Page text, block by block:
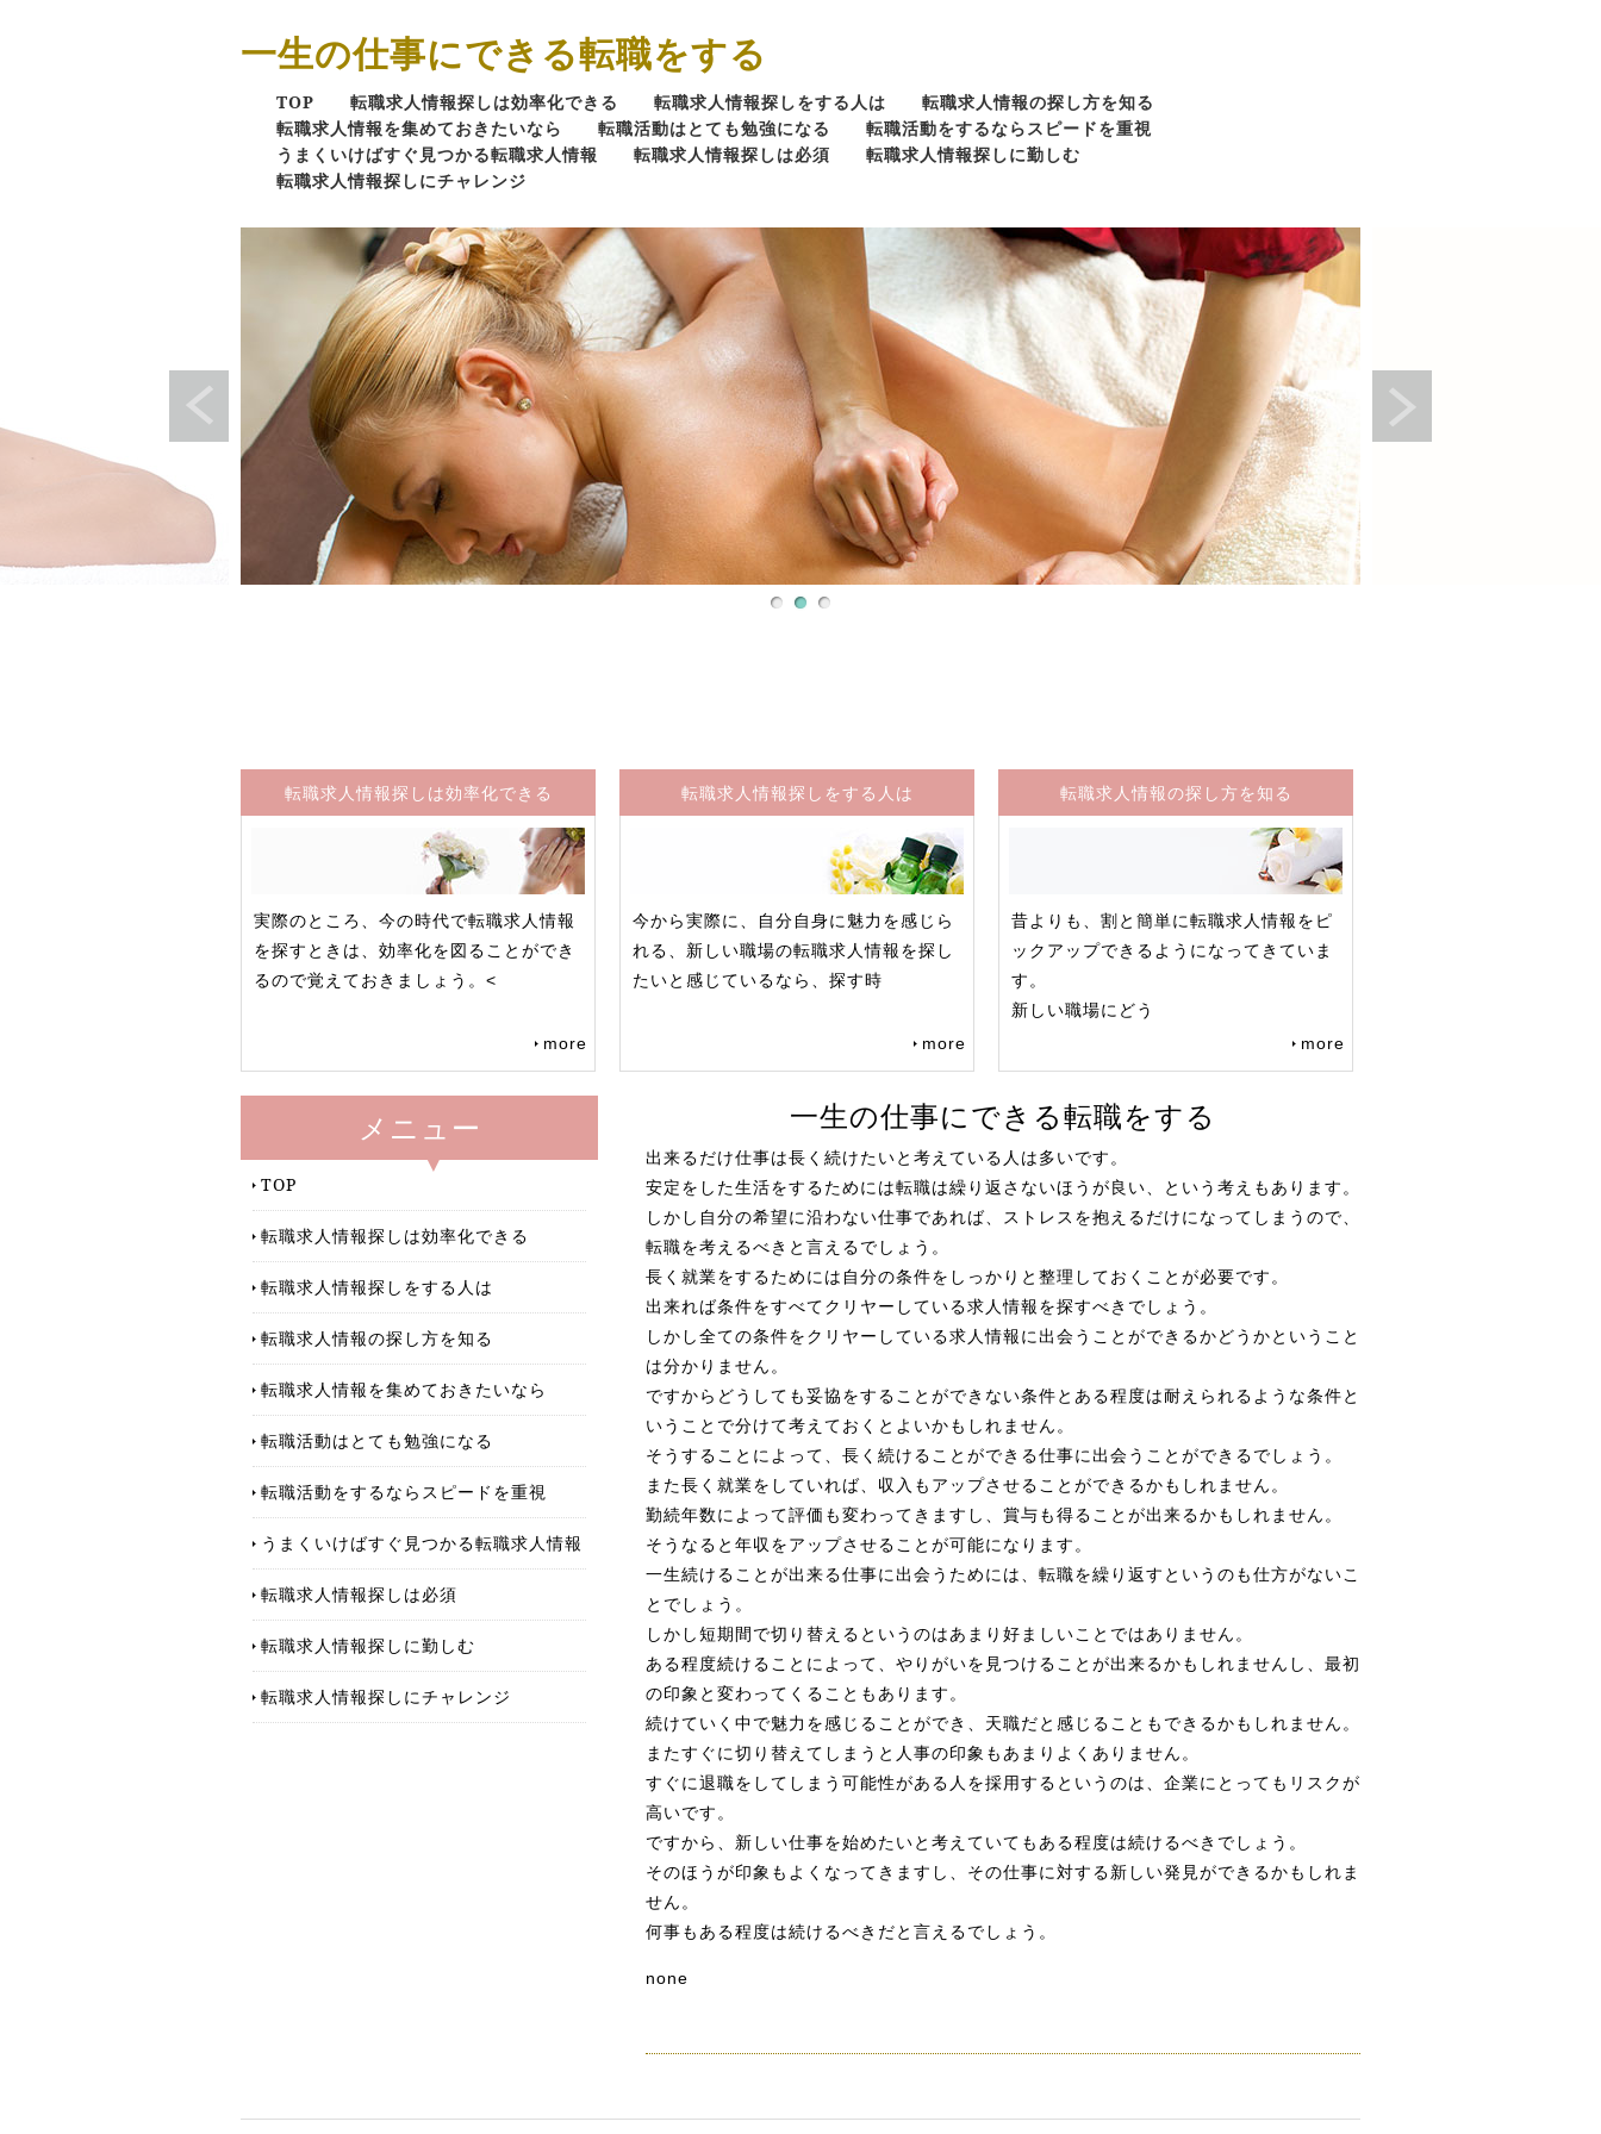
一生の仕事にできる転職をする
TOP 転職求人情報探しは効率化できる 転職求人情報探しをする人は
転職求人情報の探し方を知る
転職求人情報を集めておきたいなら
転職活動はとても勉強になる
転職活動をするならスピードを重視
うまくいけばすぐ見つかる転職求人情報
転職求人情報探しは必須
転職求人情報探しに勤しむ
転職求人情報探しにチャレンジ
転職求人情報探しは効率化できる
実際のところ、今の時代で転職求人情報
を探すときは、効率化を図ることができ
るので覚えておきましょう。<
more
転職求人情報探しをする人は
今から実際に、自分自身に魅力を感じら
れる、新しい職場の転職求人情報を探し
たいと感じているなら、探す時
more
転職求人情報の探し方を知る
昔よりも、割と簡単に転職求人情報をピ
ックアップできるようになってきていま
す。
新しい職場にどう
more
メニュー
TOP
転職求人情報探しは効率化できる
転職求人情報探しをする人は
転職求人情報の探し方を知る
転職求人情報を集めておきたいなら
転職活動はとても勉強になる
転職活動をするならスピードを重視
うまくいけばすぐ見つかる転職求人情報
転職求人情報探しは必須
転職求人情報探しに勤しむ
転職求人情報探しにチャレンジ
一生の仕事にできる転職をする
出来るだけ仕事は長く続けたいと考えている人は多いです。
安定をした生活をするためには転職は繰り返さないほうが良い、という考えもあります。
しかし自分の希望に沿わない仕事であれば、ストレスを抱えるだけになってしまうので、
転職を考えるべきと言えるでしょう。
長く就業をするためには自分の条件をしっかりと整理しておくことが必要です。
出来れば条件をすべてクリヤーしている求人情報を探すべきでしょう。
しかし全ての条件をクリヤーしている求人情報に出会うことができるかどうかということ
は分かりません。
ですからどうしても妥協をすることができない条件とある程度は耐えられるような条件と
いうことで分けて考えておくとよいかもしれません。
そうすることによって、長く続けることができる仕事に出会うことができるでしょう。
また長く就業をしていれば、収入もアップさせることができるかもしれません。
勤続年数によって評価も変わってきますし、賞与も得ることが出来るかもしれません。
そうなると年収をアップさせることが可能になります。
一生続けることが出来る仕事に出会うためには、転職を繰り返すというのも仕方がないこ
とでしょう。
しかし短期間で切り替えるというのはあまり好ましいことではありません。
ある程度続けることによって、やりがいを見つけることが出来るかもしれませんし、最初
の印象と変わってくることもあります。
続けていく中で魅力を感じることができ、天職だと感じることもできるかもしれません。
またすぐに切り替えてしまうと人事の印象もあまりよくありません。
すぐに退職をしてしまう可能性がある人を採用するというのは、企業にとってもリスクが
高いです。
ですから、新しい仕事を始めたいと考えていてもある程度は続けるべきでしょう。
そのほうが印象もよくなってきますし、その仕事に対する新しい発見ができるかもしれま
せん。
何事もある程度は続けるべきだと言えるでしょう。
none